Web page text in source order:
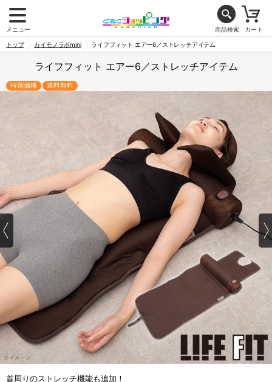
メニュー 商品検索 カート
トップ カイモノラボmini ライフフィット エアー6／ストレッチアイテム
ライフフィット エアー6／ストレッチアイテム
特別価格 送料無料
首周りのストレッチ機能も追加！